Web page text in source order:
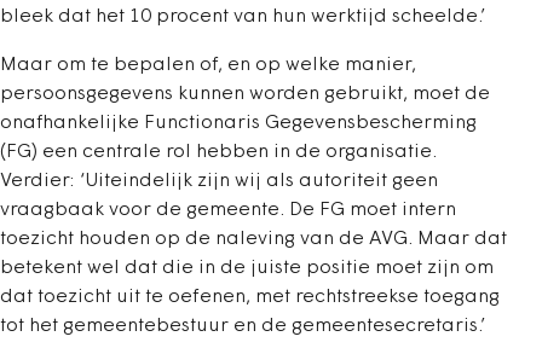
bleek dat het 10 procent van hun werktijd scheelde.’
Maar om te bepalen of, en op welke manier,
persoonsgegevens kunnen worden gebruikt, moet de
onafhankelijke Functionaris Gegevensbescherming
(FG) een centrale rol hebben in de organisatie.
Verdier: ‘Uiteindelijk zijn wij als autoriteit geen
vraagbaak voor de gemeente. De FG moet intern
toezicht houden op de naleving van de AVG. Maar dat
betekent wel dat die in de juiste positie moet zijn om
dat toezicht uit te oefenen, met rechtstreekse toegang
tot het gemeentebestuur en de gemeentesecretaris.’